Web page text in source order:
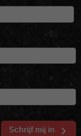
Schrijf mij in